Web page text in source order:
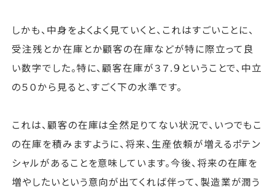
しかも、中身をよくよく見ていくと、これはすごいことに、
受注残とか在庫とか顧客の在庫などが特に際立って良
い数字でした。特に、顧客在庫が３７.９ということで、中立
の５０から見ると、すごく下の水準です。
これは、顧客の在庫は全然足りてない状況で、いつでもこ
の在庫を積みますように、将来、生産依頼が増えるポテン
シャルがあることを意味しています。今後、将来の在庫を
増やしたいという意向が出てくれば伴って、製造業が潤う